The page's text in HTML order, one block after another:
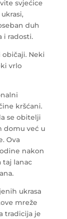
svjećice
duh
i radosti.
Neki
vrlo
kršćani.
se obitelji
domu već u
Ova
nakon
taj lanac
ukrasa
mreže
tradicija je